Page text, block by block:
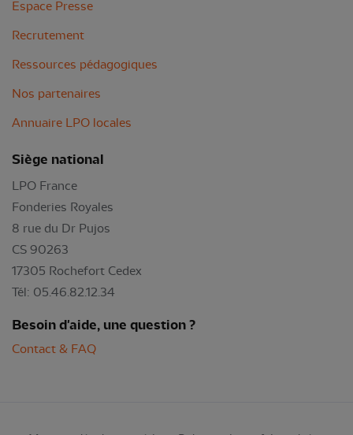
Espace Presse
Recrutement
Ressources pédagogiques
Nos partenaires
Annuaire LPO locales
Siège national
LPO France
Fonderies Royales
8 rue du Dr Pujos
CS 90263
17305 Rochefort Cedex
Tél: 05.46.82.12.34
Besoin d'aide, une question ?
Contact & FAQ